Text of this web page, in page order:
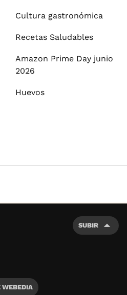
Cultura gastronómica
Recetas Saludables
Amazon Prime Day junio
2026
Huevos
SUBIR
WEBEDIA